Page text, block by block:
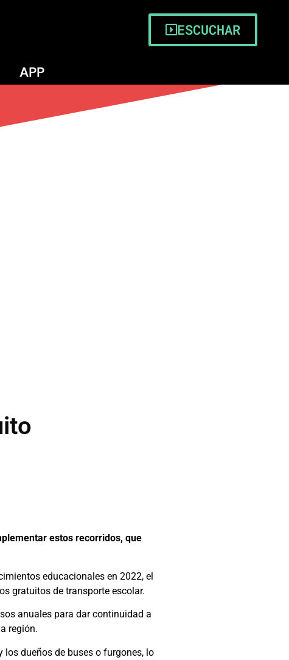
ESCUCHAR
APP
estos recorridos, que
educacionales en 2022, el
gratuitos de transporte escolar.
anuales para dar continuidad a
región.
dueños de buses o furgones, lo